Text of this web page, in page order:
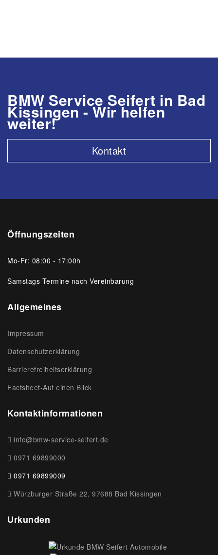
BMW Service Seifert in Bad
Kissingen - Wir helfen
weiter!
Kontakt
Öffnungszeiten
Mo-Fr: 08:00 - 17:00h
Samstags Termine nach Vereinbarung
Allgemeines
Impressum
Datenschutzerklärung
Barrierefreiheitserklärung
Factsheet-Auf einen Blick
Kontaktinformationen
info@bmw-service-seifert.de
0971 69899000
0971 69899009
Würzburger Straße 22, 97688 Bad Kissingen
Urkunden